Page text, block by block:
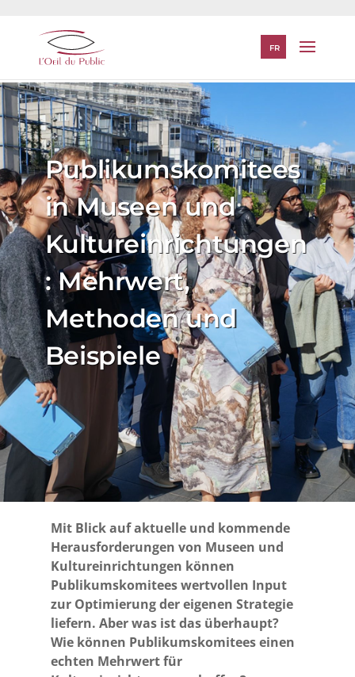
FR
Publikumskomitees
in Museen und
Kultureinrichtungen
: Mehrwert,
Methoden und
Beispiele
Mit Blick auf aktuelle und kommende
Herausforderungen von Museen und
Kultureinrichtungen können
Publikumskomitees wertvollen Input
zur Optimierung der eigenen Strategie
liefern. Aber was ist das überhaupt?
Wie können Publikumskomitees einen
echten Mehrwert für